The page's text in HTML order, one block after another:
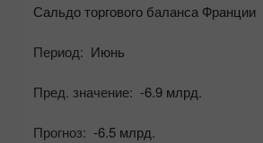
Сальдо торгового баланса Франции
Период: Июнь
Пред. значение: -6.9 млрд.
Прогноз: -6.5 млрд.